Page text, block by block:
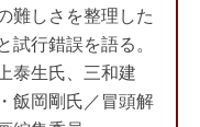
難しさを整理した
行錯誤を語る。
泰生氏、三和建
飯岡剛氏／冒頭解